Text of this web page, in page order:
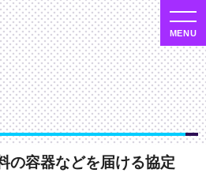
の容器などを届ける協定